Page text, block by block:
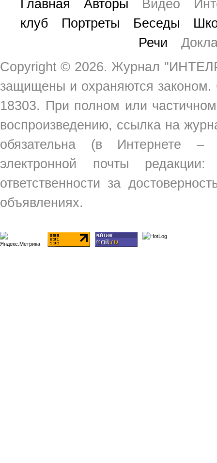
Главная Авторы Видео
клуб
Портреты Беседы
Речи
Copyright © 2026. Журнал
защищены и охраняются
18303. При полном или
воспроизведению, ссылка на
обязательна (в Интернете
электронной почты
ответственности за
объявлениях.